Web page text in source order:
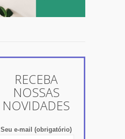
RECEBA
NOSSAS
NOVIDADES
Seu e-mail (obrigatório)